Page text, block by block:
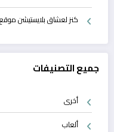
كنز لعشاق بلايستيشن
جميع التصنيفات
أخرى
ألعاب